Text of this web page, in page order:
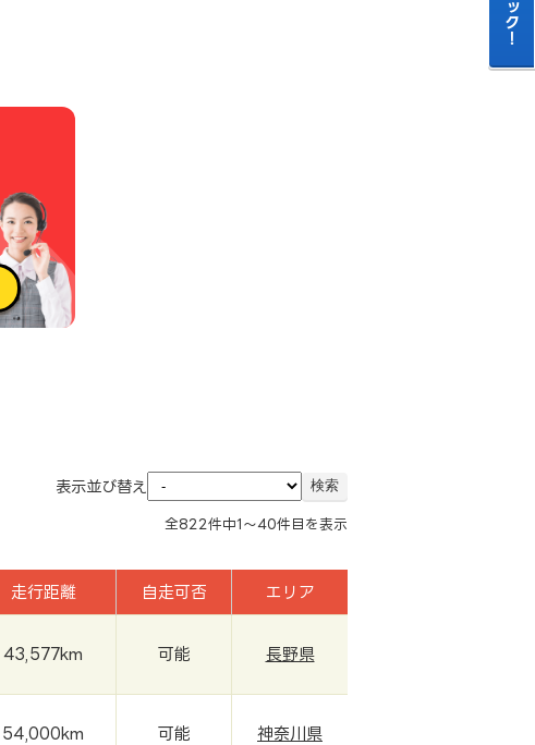
表示並び替え
全822件中1～40件目を表示
走行距離 自走可否 エリア
43,577km 可能 長野県
54,000km 可能 神奈川県